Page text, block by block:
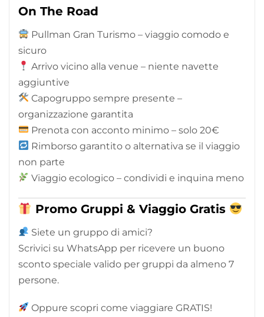
On The Road
Pullman Gran Turismo – viaggio comodo e
sicuro
Arrivo vicino alla venue – niente navette
aggiuntive
Capogruppo sempre presente –
organizzazione garantita
Prenota con acconto minimo – solo 20€
Rimborso garantito o alternativa se il viaggio
non parte
Viaggio ecologico – condividi e inquina meno
Promo Gruppi & Viaggio Gratis
Siete un gruppo di amici?
Scrivici su WhatsApp per ricevere un buono
sconto speciale valido per gruppi da almeno 7
persone.
Oppure scopri come viaggiare GRATIS!